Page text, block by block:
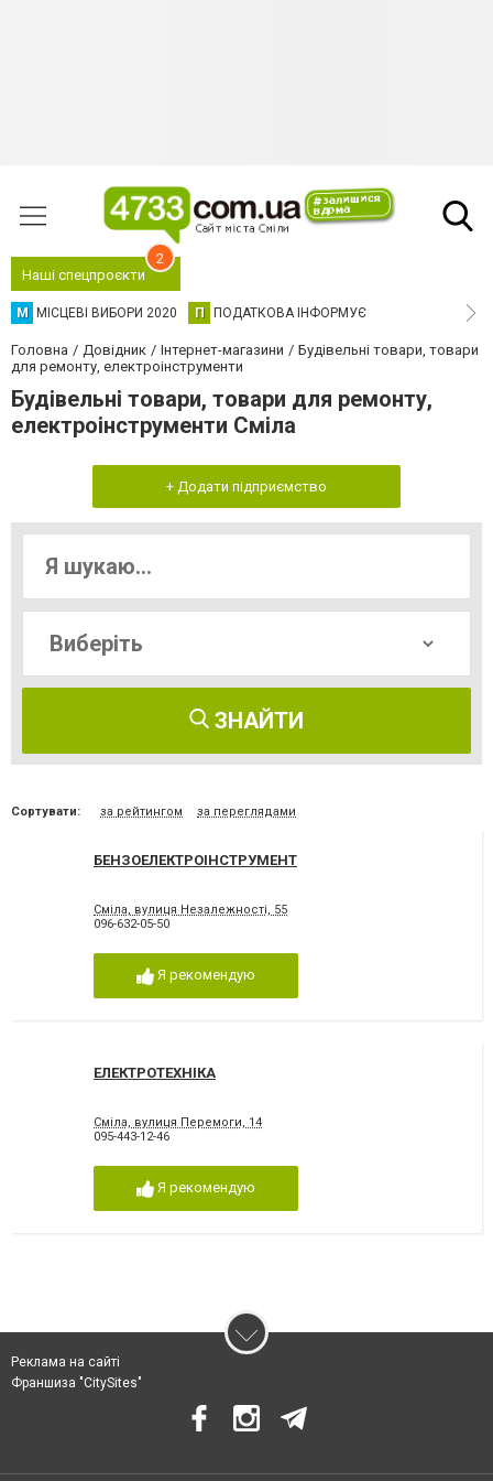
Наші спецпроєкти
2
М МІСЦЕВІ ВИБОРИ 2020 П ПОДАТКОВА ІНФОРМУЄ
Головна Довідник Інтернет-магазини
Будівельні товари, товари
для ремонту, електроінструменти
Будівельні товари, товари для ремонту,
електроінструменти Сміла
+ Додати підприємство
ЗНАЙТИ
Сортувати: за рейтингом за переглядами
БЕНЗОЕЛЕКТРОІНСТРУМЕНТ
Сміла, вулиця Незалежності, 55
096-632-05-50
Я рекомендую
ЕЛЕКТРОТЕХНІКА
Сміла, вулиця Перемоги, 14
095-443-12-46
Я рекомендую
Реклама на сайті
Франшиза "CitySites"